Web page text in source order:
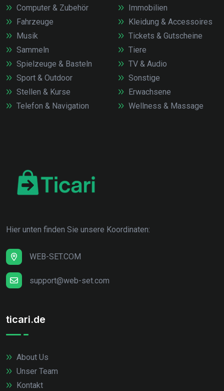
Computer & Zubehör
Fahrzeuge
Immobilien
Kleidung & Accessoires
Musik
Sammeln
Spielzeuge & Basteln
Sport & Outdoor
Stellen & Kurse
Telefon & Navigation
Tickets & Gutscheine
Tiere
TV & Audio
Sonstige
Erwachsene
Wellness & Massage
Hier unten finden Sie unsere Koordinaten:
WEB-SET.COM
support@web-set.com
ticari.de
About Us
Unser Team
Kontakt